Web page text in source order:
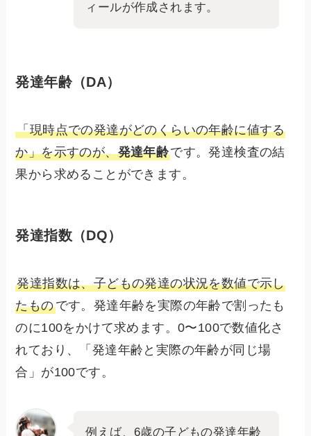
ィールが作成されます。
発達年齢（DA）
「現時点での発達がどのくらいの年齢に値する
か」を示すのが、発達年齢です。発達検査の結
果から求めることができます。
発達指数（DQ）
発達指数は、子どもの発達の状況を数値で示し
たものです。発達年齢を実際の年齢で割ったも
のに100をかけて求めます。0〜100で数値化さ
れており、「発達年齢と実際の年齢が同じ場
合」が100です。
例えば、6歳の子どもの発達年齢